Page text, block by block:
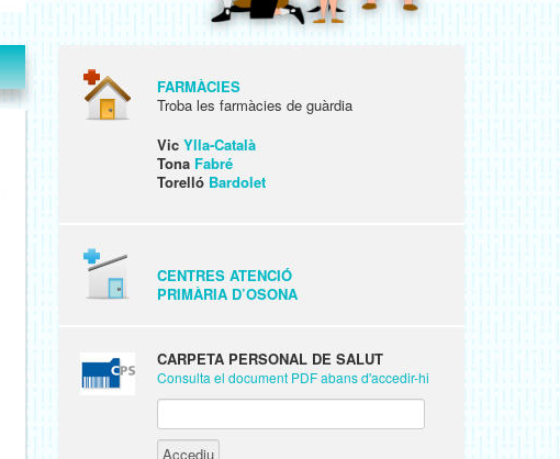
FARMÀCIES
Troba les farmàcies de guàrdia
Vic Ylla-Català
Tona Fabré
Torelló Bardolet
CENTRES ATENCIÓ
PRIMÀRIA D’OSONA
CARPETA PERSONAL DE SALUT
Consulta el document PDF abans d'accedir-hi